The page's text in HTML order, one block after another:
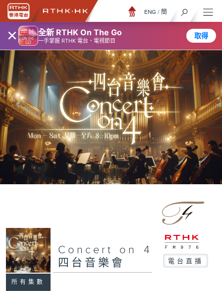
× 全新 RTHK On The Go
一手掌握 RTHK 電台、電視節目
取得
ENG / 簡
所有集數
Concert on 4
四台音樂會
電台直播